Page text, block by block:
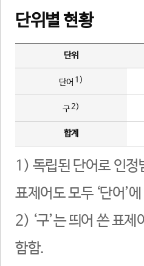
단위별 현황
단위
단어 1)
구2)
합계
1) 독립된 단어로 인정
표제어도 모두 ‘단어’
2) ‘구’는 띄어 쓴 표
함함.